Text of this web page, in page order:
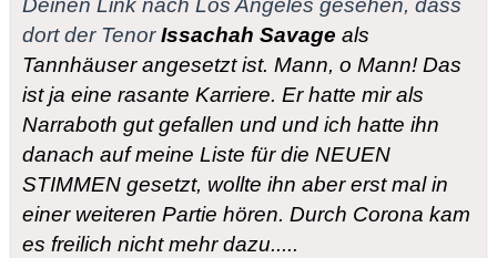
Deinen Link nach Los Angeles gesehen, dass
dort der TenorIssachah Savage als
Tannhäuser angesetzt ist. Mann, o Mann! Das
ist ja eine rasante Karriere. Er hatte mir als
Narraboth gut gefallen und und ich hatte ihn
danach auf meine Liste für die NEUEN
STIMMEN gesetzt, wollte ihn aber erst mal in
einer weiteren Partie hören. Durch Corona kam
es freilich nicht mehr dazu.....